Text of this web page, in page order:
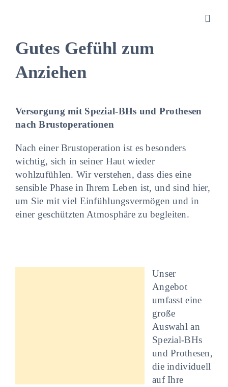
Rehatechnik
Homecare
Gutes Gefühl zum
Anziehen
Versorgung mit Spezial-BHs und Prothesen
nach Brustoperationen
Nach einer Brustoperation ist es besonders
wichtig, sich in seiner Haut wieder
wohlzufühlen. Wir verstehen, dass dies eine
sensible Phase in Ihrem Leben ist, und sind hier,
um Sie mit viel Einfühlungsvermögen und in
einer geschützten Atmosphäre zu begleiten.
Unser
Angebot
umfasst eine
große
Auswahl an
Spezial-BHs
und Prothesen,
die individuell
auf Ihre